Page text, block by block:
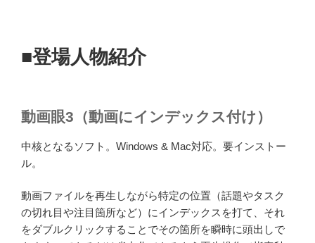
■登場人物紹介
動画眼3（動画にインデックス付け）
中核となるソフト。Windows & Mac対応。要インストー
ル。
動画ファイルを再生しながら特定の位置（話題やタスク
の切れ目や注目箇所など）にインデックスを打て、それ
をダブルクリックすることでその箇所を瞬時に頭出しで